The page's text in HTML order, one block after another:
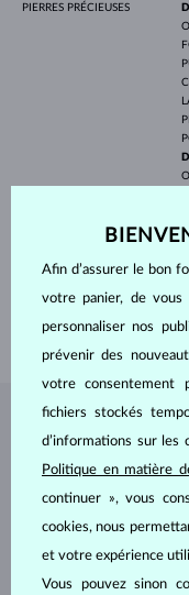
PIERRES PRÉCIEUSES
LARGEUR
POIDS
BIJOUX DE
Afin d’assurer le bon
votre panier, de vous
personnaliser nos
prévenir des
votre consentement
fichiers stockés
d’informations sur les
Politique en matière
continuer », vous
cookies, nous
et votre expérience
Vous pouvez sinon